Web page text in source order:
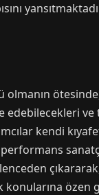
edebilecekleri
kendi